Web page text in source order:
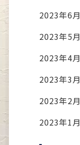
2023年6月
2023年5月
2023年4月
2023年3月
2023年2月
2023年1月